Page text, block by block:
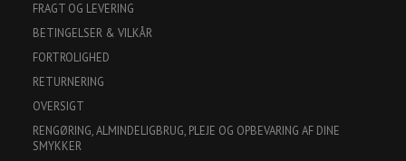
FRAGT OG LEVERING
BETINGELSER & VILKÅR
FORTROLIGHED
RETURNERING
OVERSIGT
RENGØRING, ALMINDELIGBRUG, PLEJE OG OPBEVARING AF DINE
SMYKKER